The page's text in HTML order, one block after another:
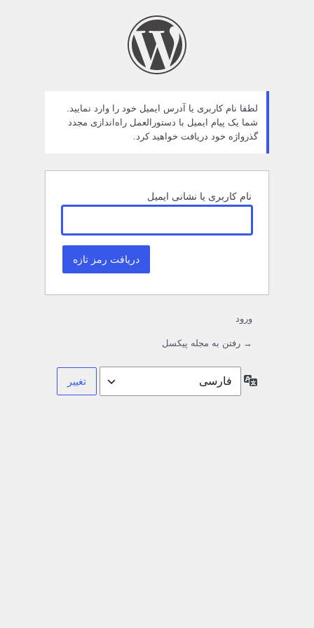
لطفا نام کاربری یا آدرس ایمیل خود را وارد نمایید.
شما یک پیام ایمیل با دستورالعمل راه‌اندازی مجدد
گذرواژه خود دریافت خواهید کرد.
نام کاربری یا نشانی ایمیل
ورود
→ رفتن به مجله پیکسل
زبان